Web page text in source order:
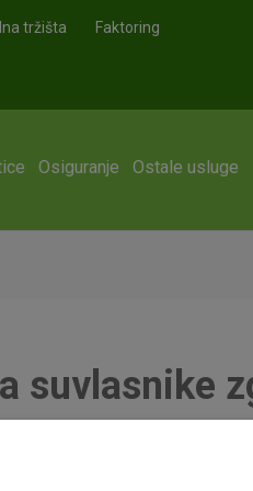
tržišta Faktoring
Osiguranje Ostale usluge
suvlasnike
za suvlasnike zgrada
i koje